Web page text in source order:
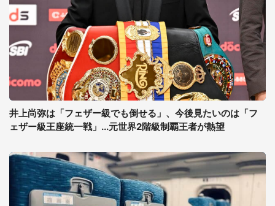
井上尚弥は「フェザー級でも倒せる」、今後見たいのは「フ
ェザー級王座統一戦」...元世界2階級制覇王者が熱望